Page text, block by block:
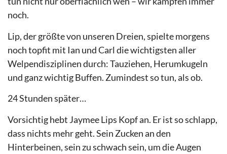
noch.
Lip, der größte von unseren Dreien, spielte morgens
noch topfit mit Ian und Carl die wichtigsten aller
Welpendisziplinen durch: Tauziehen, Herumkugeln
und ganz wichtig Buffen. Zumindest so tun, als ob.
24 Stunden später…
Vorsichtig hebt Jaymee Lips Kopf an. Er ist so schlapp,
dass nichts mehr geht. Sein Zucken an den
Hinterbeinen, sein zu schwach sein, um die Augen